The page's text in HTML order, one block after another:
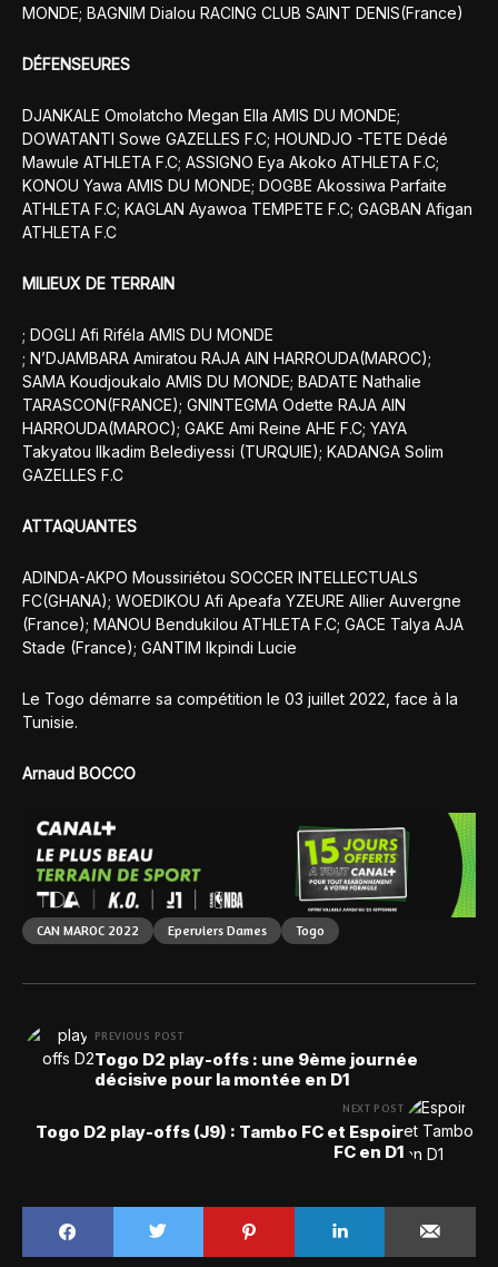
MONDE; BAGNIM Dialou RACING CLUB SAINT DENIS(France)
DÉFENSEURES
DJANKALE Omolatcho Megan Ella AMIS DU MONDE;
DOWATANTI Sowe GAZELLES F.C; HOUNDJO -TETE Dédé
Mawule ATHLETA F.C; ASSIGNO Eya Akoko ATHLETA F.C;
KONOU Yawa AMIS DU MONDE; DOGBE Akossiwa Parfaite
ATHLETA F.C; KAGLAN Ayawoa TEMPETE F.C; GAGBAN Afigan
ATHLETA F.C
MILIEUX DE TERRAIN
; DOGLI Afi Riféla AMIS DU MONDE
; N’DJAMBARA Amiratou RAJA AIN HARROUDA(MAROC);
SAMA Koudjoukalo AMIS DU MONDE; BADATE Nathalie
TARASCON(FRANCE); GNINTEGMA Odette RAJA AIN
HARROUDA(MAROC); GAKE Ami Reine AHE F.C; YAYA
Takyatou Ilkadim Belediyessi (TURQUIE); KADANGA Solim
GAZELLES F.C
ATTAQUANTES
ADINDA-AKPO Moussiriétou SOCCER INTELLECTUALS
FC(GHANA); WOEDIKOU Afi Apeafa YZEURE Allier Auvergne
(France); MANOU Bendukilou ATHLETA F.C; GACE Talya AJA
Stade (France); GANTIM Ikpindi Lucie
Le Togo démarre sa compétition le 03 juillet 2022, face à la
Tunisie.
Arnaud BOCCO
CAN MAROC 2022 Eperviers Dames Togo
PREVIOUS POST
Togo D2 play-offs : une 9ème journée
décisive pour la montée en D1
NEXT POST
Togo D2 play-offs (J9) : Tambo FC et Espoir
FC en D1